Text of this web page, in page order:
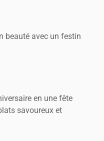
beauté avec un festin
en une fête
savoureux et